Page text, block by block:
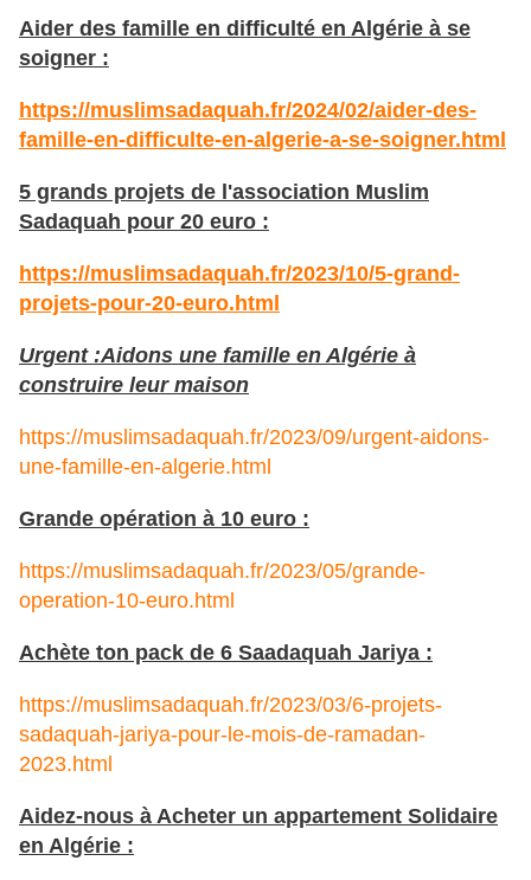
Aider des famille en difficulté en Algérie à se
soigner :
https://muslimsadaquah.fr/2024/02/aider-des-
famille-en-difficulte-en-algerie-a-se-soigner.html
5 grands projets de l'association Muslim
Sadaquah pour 20 euro :
https://muslimsadaquah.fr/2023/10/5-grand-
projets-pour-20-euro.html
Urgent :Aidons une famille en Algérie à
construire leur maison
https://muslimsadaquah.fr/2023/09/urgent-aidons-
une-famille-en-algerie.html
Grande opération à 10 euro :
https://muslimsadaquah.fr/2023/05/grande-
operation-10-euro.html
Achète ton pack de 6 Saadaquah Jariya :
https://muslimsadaquah.fr/2023/03/6-projets-
sadaquah-jariya-pour-le-mois-de-ramadan-
2023.html
Aidez-nous à Acheter un appartement Solidaire
en Algérie :